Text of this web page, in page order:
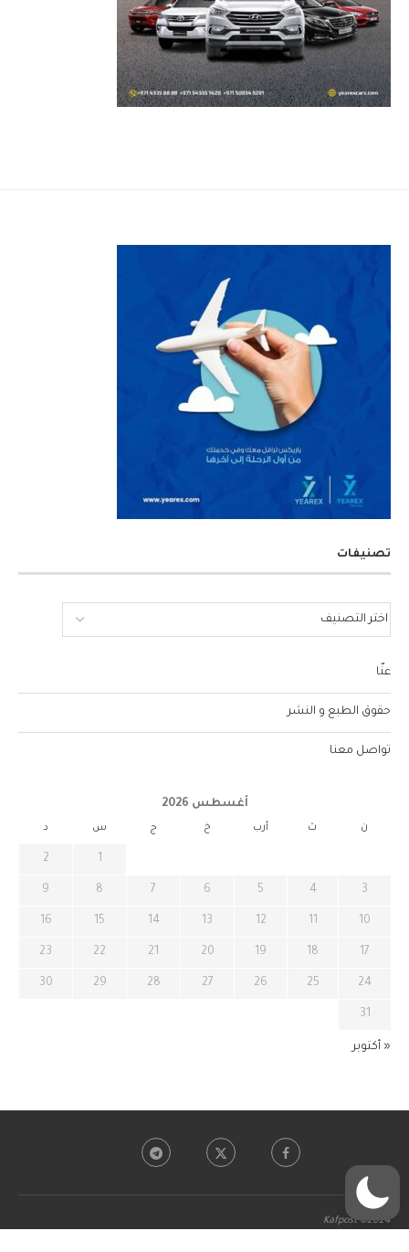
تصنيفات
عنّا
حقوق الطبع و النشر
تواصل معنا
أغسطس 2026
ن ث أرب خ ج س د
1
2
3
4
5
6
7
8
9
10
11
12
13
14
15
16
17
18
19
20
21
22
23
24
25
26
27
28
29
30
31
« أكتوبر
Kafpost ©2024